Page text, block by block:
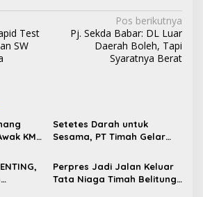
Test
SW
Pos berikutnya
Pj. Sekda Babar: DL Luar
Daerah Boleh, Tapi
Syaratnya Berat
KM
Setetes Darah untuk
Sesama, PT Timah Gelar
Jakarta
Perpres Jadi Jalan Keluar
Tata Niaga Timah Belitung,